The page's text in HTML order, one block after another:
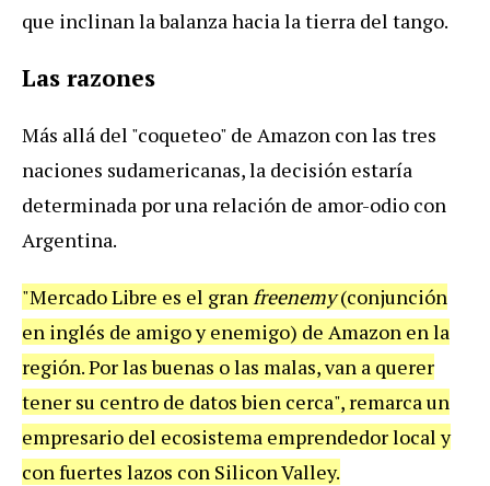
que inclinanlabalanzahacialatierra del tango.
Las razones
Más allá del "coqueteo" de Amazon conlas tres
naciones sudamericanas,la decisión estaría
determinada poruna relación de amor-odio con
Argentina.
"MercadoLibre es el granfreenemy(conjunción
en inglés de amigoy enemigo) de Amazon enla
región.Porlas buenas olas malas,van a querer
tener su centro de datos bien cerca", remarcaun
empresario del ecosistema emprendedorlocal y
confuertes lazos con SiliconValley.